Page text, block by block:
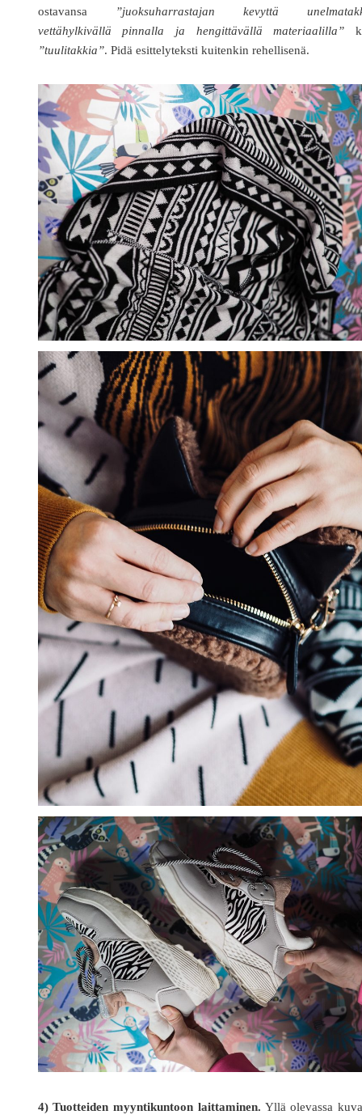
ostavansa
”juoksuharrastajan kevyttä
vettähylkivällä pinnalla ja hengittävällä materiaalilla”
”tuulitakkia”. Pidä esittelyteksti kuitenkin rehellisenä.
4) Tuotteiden myyntikuntoon laittaminen. Yllä olevassa